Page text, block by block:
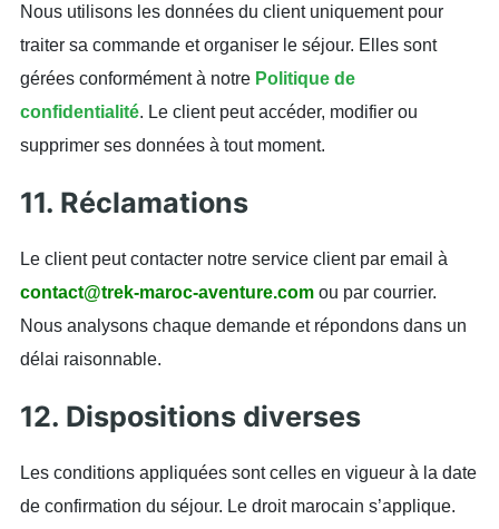
Nous utilisons les données du client uniquement pour
traiter sa commande et organiser le séjour. Elles sont
gérées conformément à notre Politique de
confidentialité. Le client peut accéder, modifier ou
supprimer ses données à tout moment.
11. Réclamations
Le client peut contacter notre service client par email à
contact@trek-maroc-aventure.comou par courrier.
Nous analysons chaque demande et répondons dans un
délai raisonnable.
12. Dispositions diverses
Les conditions appliquées sont celles en vigueur à la date
de confirmation du séjour. Le droit marocain s’applique.